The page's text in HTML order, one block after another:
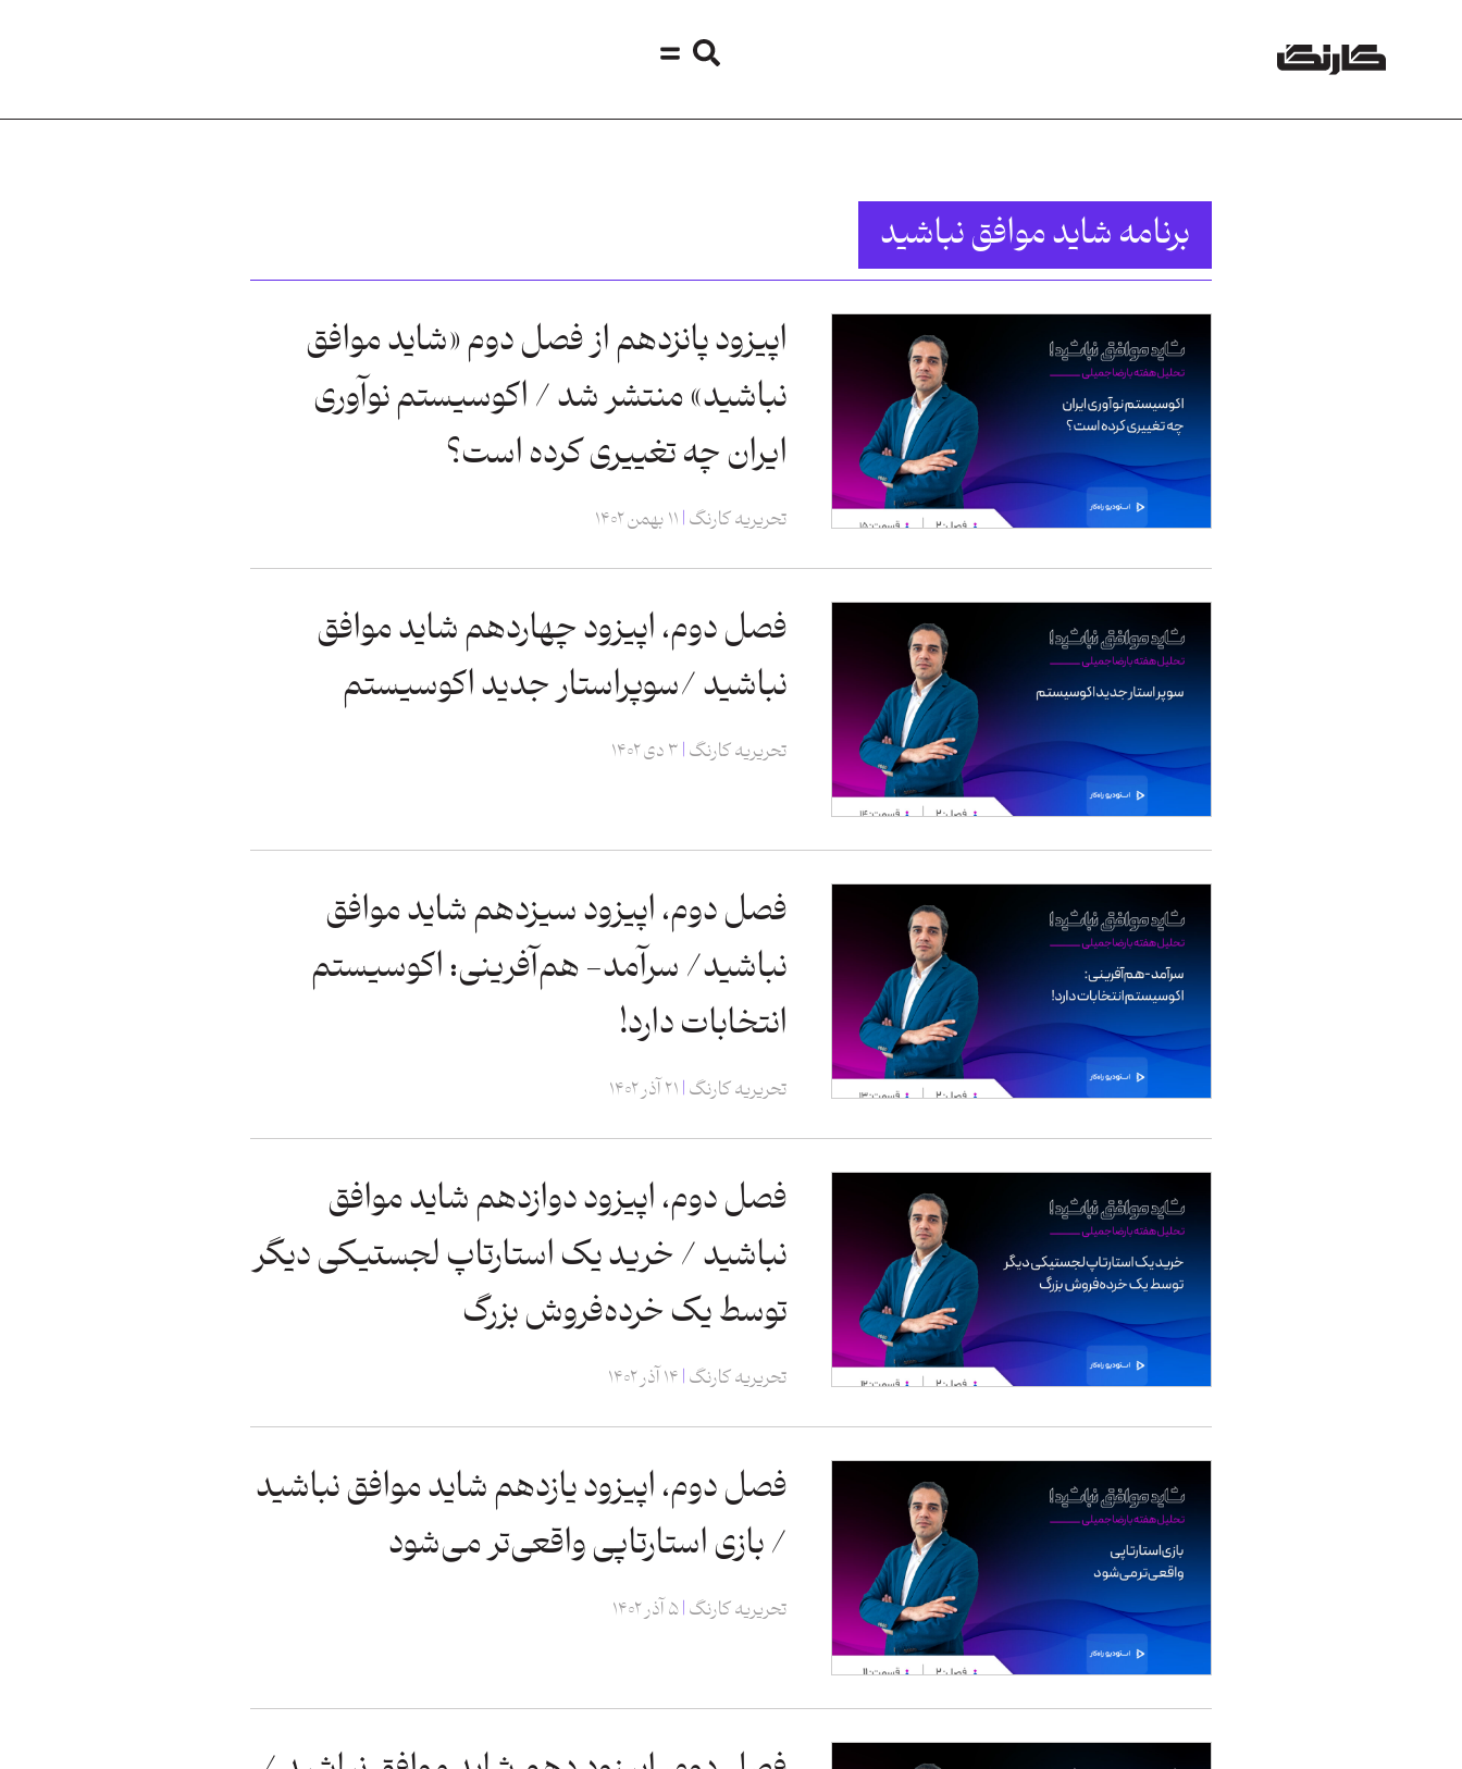
برنامه شاید موافق نباشید
اپیزود پانزدهم از فصل دوم «شاید موافق
نباشید» منتشر شد / اکوسیستم نوآوری
ایران چه تغییری کرده است؟
تحریریه کارنگ ۱۱ بهمن ۱۴۰۲
فصل دوم، اپیزود چهاردهم شاید موافق
نباشید /سوپراستار جدید اکوسیستم
تحریریه کارنگ ۳ دی ۱۴۰۲
فصل دوم، اپیزود سیزدهم شاید موافق
نباشید/ سرآمد- هم‌آفرینی: اکوسیستم
انتخابات دارد!
تحریریه کارنگ ۲۱ آذر ۱۴۰۲
فصل دوم، اپیزود دوازدهم شاید موافق
نباشید / خرید یک استارتاپ لجستیکی دیگر
توسط یک خرده‌فروش بزرگ
تحریریه کارنگ ۱۴ آذر ۱۴۰۲
فصل دوم، اپیزود یازدهم شاید موافق نباشید
/ بازی استارتاپی واقعی‌تر می‌شود
تحریریه کارنگ ۵ آذر ۱۴۰۲